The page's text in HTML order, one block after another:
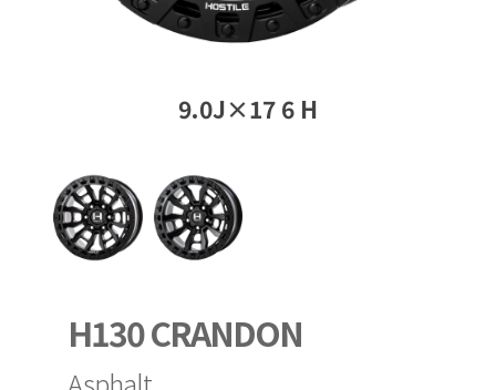
9.0J×17 6 H
H130 CRANDON